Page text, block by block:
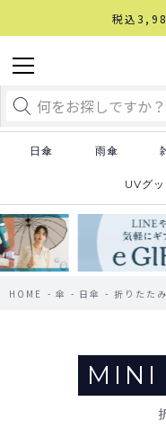
税込
日傘 雨傘
UVグ
HOME 傘 日傘 折りたた
MINI